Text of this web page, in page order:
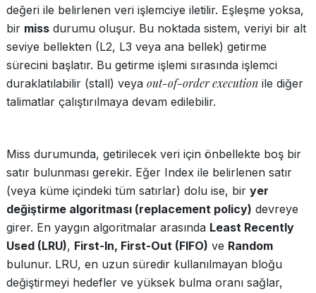
değeri ile belirlenen veri işlemciye iletilir. Eşleşme yoksa,
bir miss durumu oluşur. Bu noktada sistem, veriyi bir alt
seviye bellekten (L2, L3 veya ana bellek) getirme
sürecini başlatır. Bu getirme işlemi sırasında işlemci
duraklatılabilir (stall) veya out-of-order execution ile diğer
talimatlar çalıştırılmaya devam edilebilir.
Miss durumunda, getirilecek veri için önbellekte boş bir
satır bulunması gerekir. Eğer Index ile belirlenen satır
(veya küme içindeki tüm satırlar) dolu ise, bir yer
değiştirme algoritması (replacement policy) devreye
girer. En yaygın algoritmalar arasında Least Recently
Used (LRU), First-In, First-Out (FIFO) ve Random
bulunur. LRU, en uzun süredir kullanılmayan bloğu
değiştirmeyi hedefler ve yüksek bulma oranı sağlar,